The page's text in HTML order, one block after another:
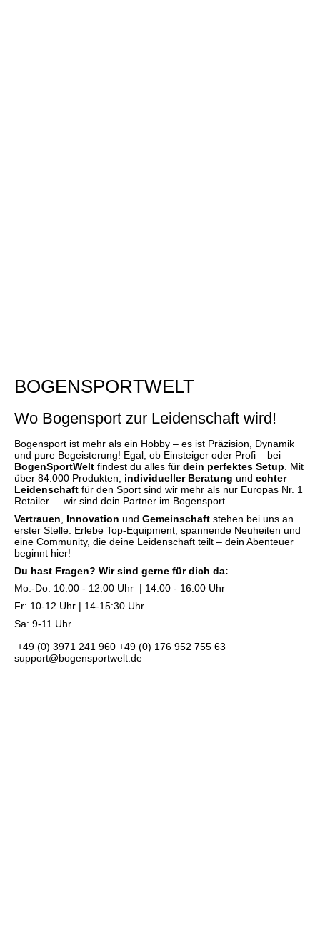
BOGENSPORTWELT
Wo Bogensport zur Leidenschaft wird!
Bogensport ist mehr als ein Hobby – es ist Präzision, Dynamik
und pure Begeisterung! Egal, ob Einsteiger oder Profi – bei
BogenSportWelt findest du alles für dein perfektes Setup . Mit
über 84.000 Produkten, individueller Beratung und echter
Leidenschaft für den Sport sind wir mehr als nur Europas Nr. 1
Retailer – wir sind dein Partner im Bogensport.
Vertrauen
Innovation und Gemeinschaft stehen bei uns an
erster Stelle. Erlebe Top-Equipment, spannende Neuheiten und
eine Community, die deine Leidenschaft teilt – dein Abenteuer
beginnt hier!
Du hast Fragen? Wir sind gerne für dich da:
Mo.-Do. 10.00 - 12.00 Uhr | 14.00 - 16.00 Uhr
Fr: 10-12 Uhr | 14-15:30 Uhr
Sa: 9-11 Uhr
+49 (0) 3971 241 960 +49 (0) 176 952 755 63
support@bogensportwelt.de